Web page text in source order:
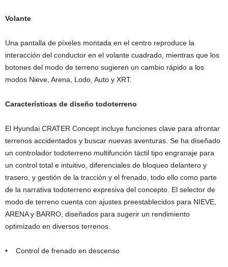
Volante
Una pantalla de píxeles montada en el centro reproduce la
interacción del conductor en el volante cuadrado, mientras que los
botones del modo de terreno sugieren un cambio rápido a los
modos Nieve, Arena, Lodo, Auto y XRT.
Características de diseño todoterreno
El Hyundai CRATER Concept incluye funciones clave para afrontar
terrenos accidentados y buscar nuevas aventuras. Se ha diseñado
un controlador todoterreno multifunción táctil tipo engranaje para
un control total e intuitivo, diferenciales de bloqueo delantero y
trasero, y gestión de la tracción y el frenado, todo ello como parte
de la narrativa todoterreno expresiva del concepto. El selector de
modo de terreno cuenta con ajustes preestablecidos para NIEVE,
ARENA y BARRO, diseñados para sugerir un rendimiento
optimizado en diversos terrenos.
• Control de frenado en descenso